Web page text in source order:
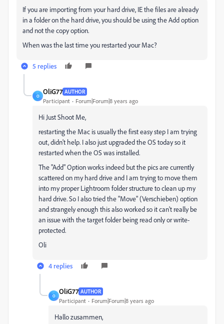
If you are importing from your hard drive, IE the files are already
in a folder on the hard drive, you should be using the Add option
and not the copy option.
When was the last time you restarted your Mac?
5 replies
O
OliG77 AUTHOR
Participant Forum|Forum|8 years ago
Hi Just Shoot Me,
restarting the Mac is usually the first easy step I am trying
out, didn't help. I also just upgraded the OS today so it
restarted when the OS was installed.
The "Add" Option works indeed but the pics are currently
scattered on my hard drive and I am trying to move them
into my proper Lightroom folder structure to clean up my
hard drive. So I also tried the "Move" (Verschieben) option
and strangely enough this also worked so it can't really be
an issue with the target folder being read only or write-
protected.
Oli
4 replies
O
OliG77 AUTHOR
Participant Forum|Forum|8 years ago
Hallo zusammen,